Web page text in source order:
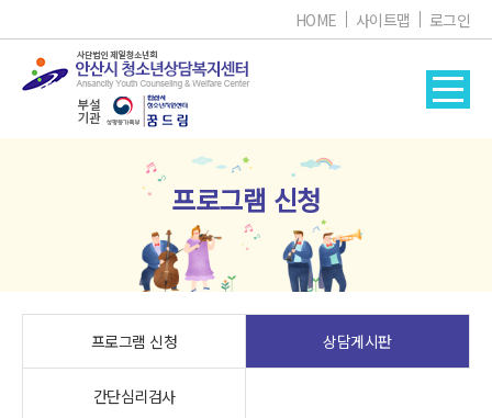
HOME 사이트맵 로그인
프로그램 신청
프로그램 신청 상담게시판
간단심리검사